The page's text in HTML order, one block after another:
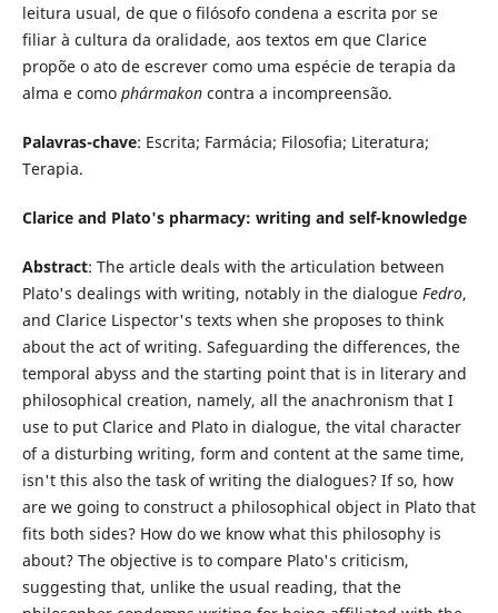
leitura usual, de que o filósofo condena a escrita por se
filiar à cultura da oralidade, aos textos em que Clarice
propõe o ato de escrever como uma espécie de terapia da
alma e como phármakoncontra a incompreensão.
Palavras-chave: Escrita; Farmácia; Filosofia; Literatura;
Terapia.
Clarice and Plato's pharmacy: writing and self-knowledge
Abstract: The article deals with the articulation between
Plato's dealings with writing, notably in the dialogue Fedro,
and Clarice Lispector's texts when she proposes to think
about the act of writing. Safeguarding the differences, the
temporal abyss and the starting point that is in literary and
philosophical creation, namely, all the anachronism that I
use to put Clarice and Plato in dialogue, the vital character
of a disturbing writing, form and content at the same time,
isn't this also the task of writing the dialogues? If so, how
are we going to construct a philosophical object in Plato that
fits both sides? How do we know what this philosophy is
about? The objective is to compare Plato's criticism,
suggesting that, unlike the usual reading, that the